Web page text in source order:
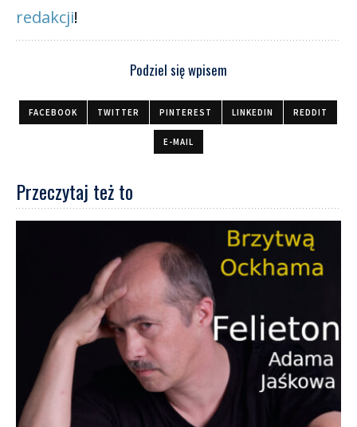
redakcji!
Podziel się wpisem
FACEBOOK TWITTER PINTEREST LINKEDIN REDDIT
E-MAIL
Przeczytaj też to